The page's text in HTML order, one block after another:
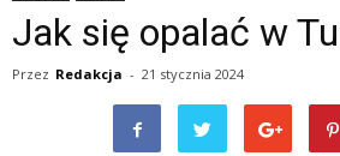
Jak się opalać w
Przez Redakcja - 21 stycznia 2024